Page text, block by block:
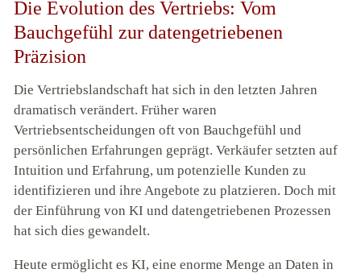
Die Evolution des Vertriebs: Vom
Bauchgefühl zur datengetriebenen
Präzision
Die Vertriebslandschaft hat sich in den letzten Jahren
dramatisch verändert. Früher waren
Vertriebsentscheidungen oft von Bauchgefühl und
persönlichen Erfahrungen geprägt. Verkäufer setzten auf
Intuition und Erfahrung, um potenzielle Kunden zu
identifizieren und ihre Angebote zu platzieren. Doch mit
der Einführung von KI und datengetriebenen Prozessen
hat sich dies gewandelt.
Heute ermöglicht es KI, eine enorme Menge an Daten in